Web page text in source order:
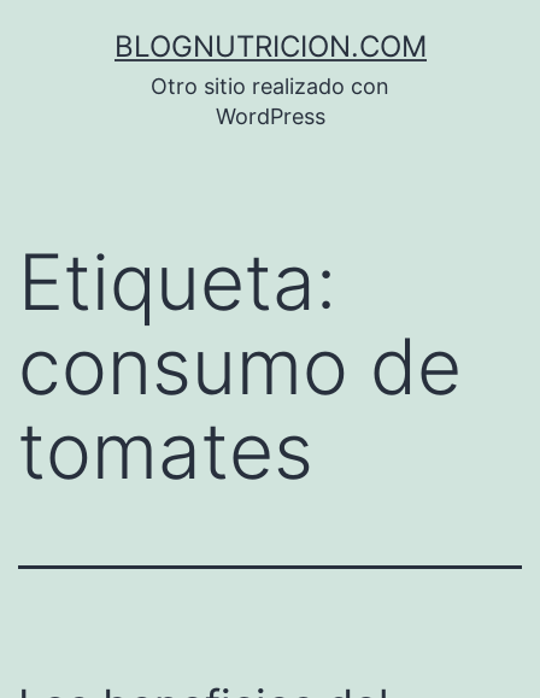
BLOGNUTRICION.COM
Otro sitio realizado con
WordPress
Etiqueta:
consumo de
tomates